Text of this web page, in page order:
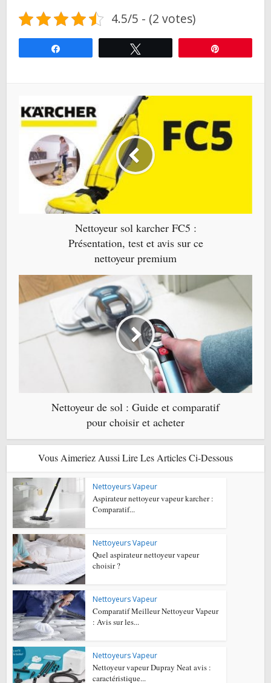
4.5/5 - (2 votes)
Nettoyeur sol karcher FC5 :
Présentation, test et avis sur ce
nettoyeur premium
Nettoyeur de sol : Guide et comparatif
pour choisir et acheter
Vous Aimeriez Aussi Lire Les Articles Ci-Dessous
Nettoyeurs Vapeur
Aspirateur nettoyeur vapeur karcher :
Comparatif...
Nettoyeurs Vapeur
Quel aspirateur nettoyeur vapeur
choisir ?
Nettoyeurs Vapeur
Comparatif Meilleur Nettoyeur Vapeur
: Avis sur les...
Nettoyeurs Vapeur
Nettoyeur vapeur Dupray Neat avis :
caractéristique...